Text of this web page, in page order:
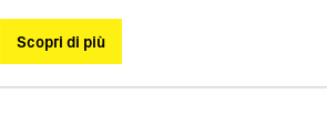
Scopri di più